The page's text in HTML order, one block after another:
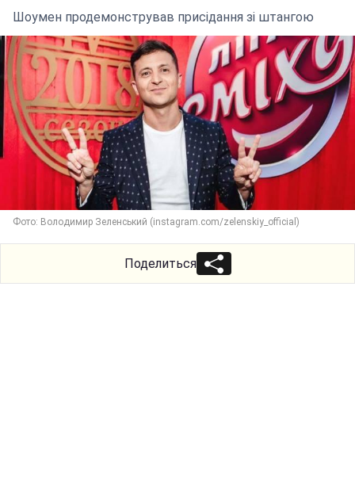
Шоумен продемонстрував присідання зі штангою
Фото: Володимир Зеленський (instagram.com/zelenskiy_official)
Поделиться